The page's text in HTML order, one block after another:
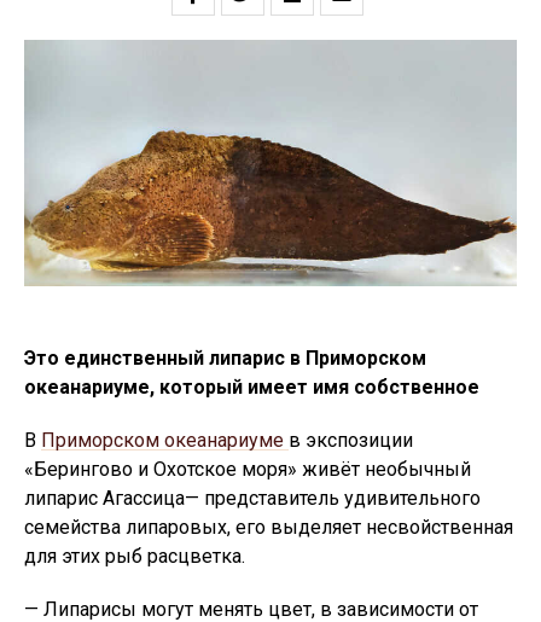
Это единственный липарис в Приморском
океанариуме, который имеет имя собственное
В Приморском океанариуме в экспозиции
«Берингово и Охотское моря» живёт необычный
липарис Агассица— представитель удивительного
семейства липаровых, его выделяет несвойственная
для этих рыб расцветка.
— Липарисы могут менять цвет, в зависимости от